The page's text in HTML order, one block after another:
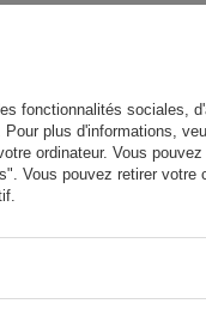
trouvent sur l'étiquette
info@venusti.eu
fonctionnalités sociales,
plus d'informations,
ordinateur. Vous
Vous pouvez retirer votre